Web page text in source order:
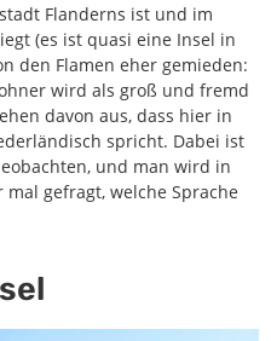
Flanderns ist und im
(es ist quasi eine Insel in
den Flamen eher gemieden:
wird als groß und fremd
davon aus, dass hier in
spricht. Dabei ist
und man wird in
gefragt, welche Sprache